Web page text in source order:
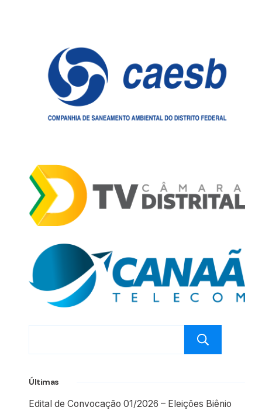
Últimas
Edital de Convocação 01/2026 – Eleições Biênio